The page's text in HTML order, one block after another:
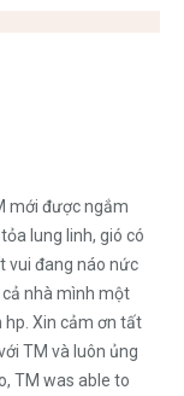
mới được ngắm
lung linh, gió có
vui đang náo nức
cả nhà mình một
Xin cảm ơn tất
TM và luôn ủng
TM was able to